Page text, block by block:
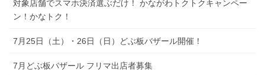
対象店舗でスマホ決済選ぶだけ！ かながわトクトクキャンペー
ン！かなトク！
7月25日（土）・26日（日）どぶ板バザール開催！
7月どぶ板バザール フリマ出店者募集